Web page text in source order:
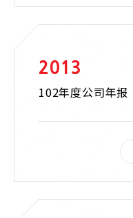
2013
102年度公司年报